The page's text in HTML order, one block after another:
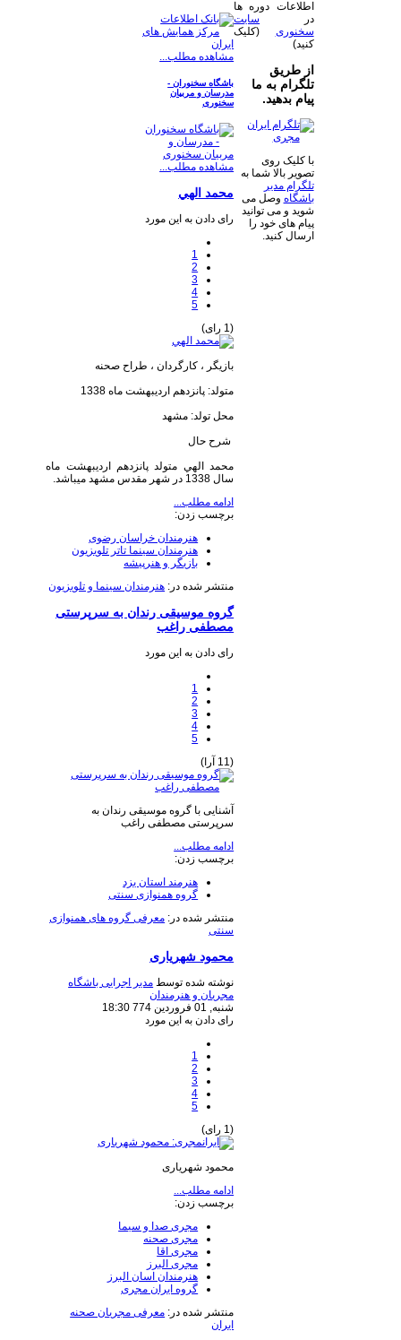
مشاهده مطلب...
باشگاه سخنوران -
مدرسان و مربیان
سخنوری
مشاهده مطلب...
محمد الهي
رای دادن به این مورد
1
2
3
4
5
(1 رای)
​بازیگر ، کارگردان ، طراح صحنه
متولد: پانزدهم اردیبهشت ماه 1338
محل تولد: مشهد
شرح حال
محمد الهي متولد پانزدهم اردیبهشت ماه
سال 1338 در شهر مقدس مشهد میباشد.
ادامه مطلب...
برچسب زدن:
هنرمندان خراسان رضوی
هنرمندان سینما تاتر تلویزیون
بازیگر و هنرپیشه
منتشر شده در: هنرمندان سینما و تلویزیون
گروه موسیقی رندان به سرپرستی
مصطفی راغب
رای دادن به این مورد
1
2
3
4
5
(11 آرا)
آشنایی با گروه موسیقی رندان به
سرپرستی مصطفی راغب
ادامه مطلب...
برچسب زدن:
هنرمند استان یزد
گروه همنوازی سنتی
منتشر شده در: معرفی گروه های همنوازی
سنتی
محمود شهریاری
نوشته شده توسط مدیر اجرایی باشگاه
مجریان و هنرمندان
شنبه, 01 فروردين 774 18:30
رای دادن به این مورد
1
2
3
4
5
(1 رای)
محمود شهریاری
ادامه مطلب...
برچسب زدن:
مجری صدا و سیما
مجری صحنه
مجری اقا
مجری البرز
هنرمندان اسان البرز
گروه ایران مجری
منتشر شده در: معرفی مجریان صحنه
ایران
اطلاعات دوره ها
در سایت
سخنوری (کلیک
کنید)
از طریق
تلگرام به ما
پیام بدهید.
با کلیک روی
تصویر بالا شما به
تلگرام مدیر
باشگاه وصل می
شوید و می توانید
پیام های خود را
ارسال کنید.